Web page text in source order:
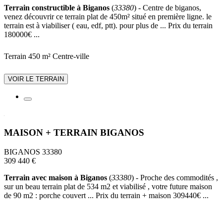
Terrain constructible à Biganos (33380) - Centre de biganos,
venez découvrir ce terrain plat de 450m² situé en première ligne. le
terrain est à viabiliser ( eau, edf, ptt). pour plus de ... Prix du terrain
180000€ ...
Terrain 450 m² Centre-ville
VOIR LE TERRAIN
MAISON + TERRAIN BIGANOS
BIGANOS 33380
309 440 €
Terrain avec maison à Biganos (33380) - Proche des commodités ,
sur un beau terrain plat de 534 m2 et viabilisé , votre future maison
de 90 m2 : porche couvert ... Prix du terrain + maison 309440€ ...